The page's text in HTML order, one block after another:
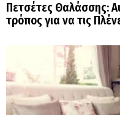
Πετσέτες Θαλάσσης:
τρόπος για να τις